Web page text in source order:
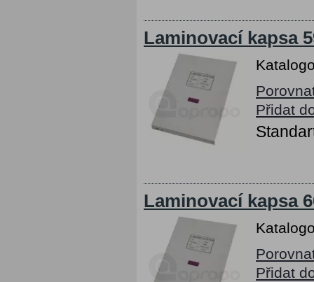
Laminovací kapsa
Přidat
Laminovací kapsa
Přidat